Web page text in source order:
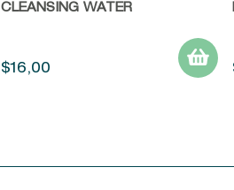
CLEANSING WATER
$16,00